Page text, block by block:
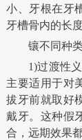
小、牙根在牙
牙槽骨内的长
镶不同种类
1)过渡性义
主要适用于对
拔牙前就取好
戴牙。这种假
合，远期效果